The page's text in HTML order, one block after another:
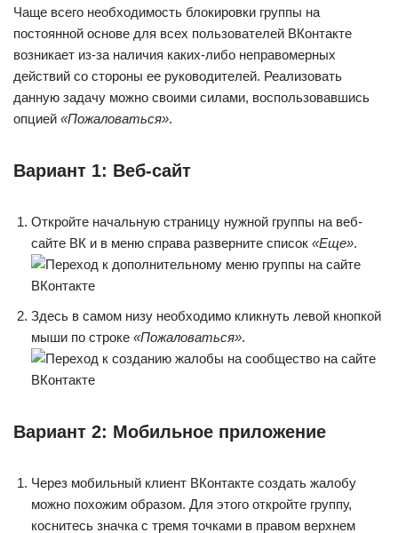
Чаще всего необходимость блокировки группы на
постоянной основе для всех пользователей ВКонтакте
возникает из-за наличия каких-либо неправомерных
действий со стороны ее руководителей. Реализовать
данную задачу можно своими силами, воспользовавшись
опцией «Пожаловаться».
Вариант 1: Веб-сайт
Откройте начальную страницу нужной группы на веб-
сайте ВК и в меню справа разверните список «Еще».
Здесь в самом низу необходимо кликнуть левой кнопкой
мыши по строке «Пожаловаться».
Вариант 2: Мобильное приложение
Через мобильный клиент ВКонтакте создать жалобу
можно похожим образом. Для этого откройте группу,
коснитесь значка с тремя точками в правом верхнем